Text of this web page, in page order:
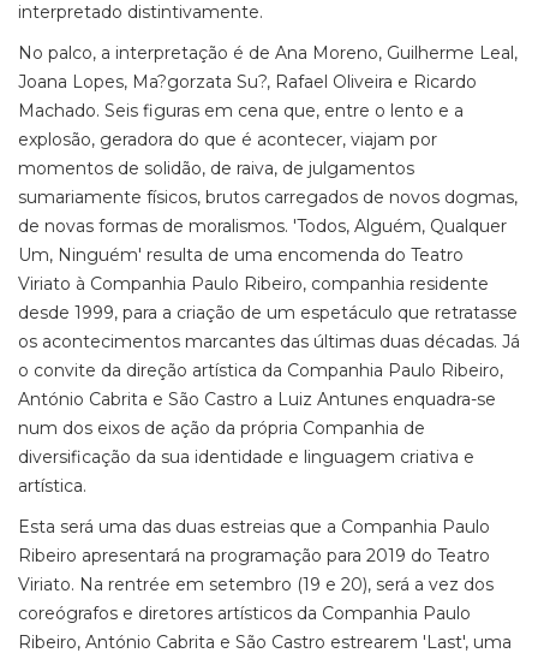
interpretado distintivamente.
No palco, a interpretação é de Ana Moreno, Guilherme Leal,
Joana Lopes, Ma?gorzata Su?, Rafael Oliveira e Ricardo
Machado. Seis figuras em cena que, entre o lento e a
explosão, geradora do que é acontecer, viajam por
momentos de solidão, de raiva, de julgamentos
sumariamente físicos, brutos carregados de novos dogmas,
de novas formas de moralismos. 'Todos, Alguém, Qualquer
Um, Ninguém' resulta de uma encomenda do Teatro
Viriato à Companhia Paulo Ribeiro, companhia residente
desde 1999, para a criação de um espetáculo que retratasse
os acontecimentos marcantes das últimas duas décadas. Já
o convite da direção artística da Companhia Paulo Ribeiro,
António Cabrita e São Castro a Luiz Antunes enquadra-se
num dos eixos de ação da própria Companhia de
diversificação da sua identidade e linguagem criativa e
artística.
Esta será uma das duas estreias que a Companhia Paulo
Ribeiro apresentará na programação para 2019 do Teatro
Viriato. Na rentrée em setembro (19 e 20), será a vez dos
coreógrafos e diretores artísticos da Companhia Paulo
Ribeiro, António Cabrita e São Castro estrearem 'Last', uma